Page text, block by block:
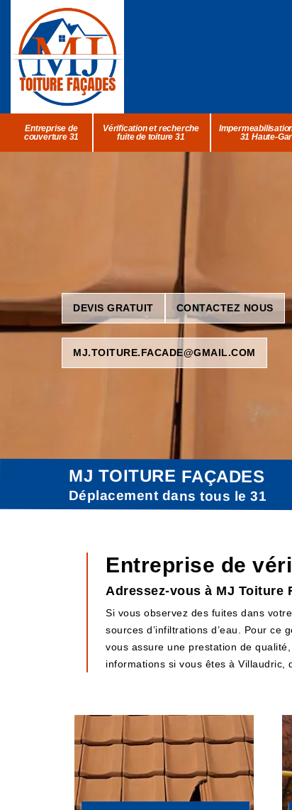
Entreprise de
couverture 31
Vérification et recherche
fuite de toiture 31
31 Haute-
DEVIS GRATUIT CONTACTEZ NOUS
MJ.TOITURE.FACADE@GMAIL.COM
MJ TOITURE FAÇADES
Déplacement dans tous le 31
Entreprise de
Adressez-vous à MJ
Si vous observez des fuites dans
sources d’infiltrations d’eau. Pour ce
vous assure une prestation de
informations si vous êtes à Villaudric,